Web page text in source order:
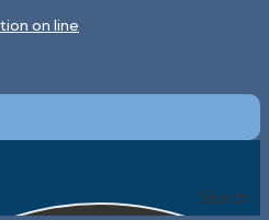
on line
Search